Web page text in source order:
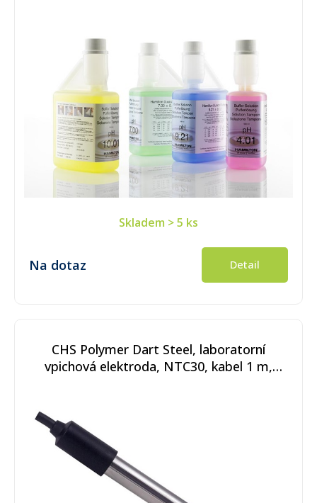
Skladem > 5 ks
Na dotaz Detail
CHS Polymer Dart Steel, laboratorní
vpichová elektroda, NTC30, kabel 1 m,